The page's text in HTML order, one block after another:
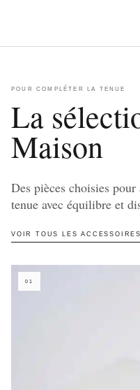
POUR COMPLÉTER LA TENUE
La
Maison
Des pièces choisies
tenue avec équilibre et
VOIR TOUS LES ACCESSOIRES
01